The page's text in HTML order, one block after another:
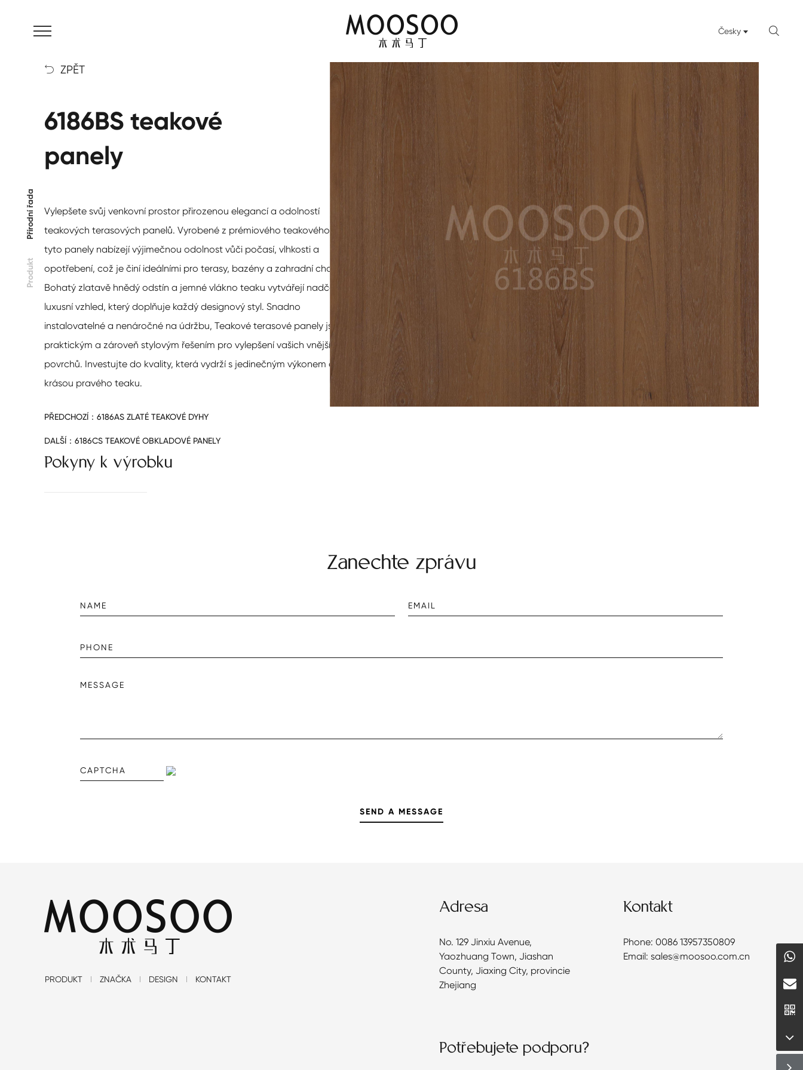
Česky 
Produkt
Přírodní řada
 ZPĚT
6186BS teakové
panely
Vylepšete svůj venkovní prostor přirozenou elegancí a odolností
teakových terasových panelů. Vyrobené z prémiového teakového dřeva,
tyto panely nabízejí výjimečnou odolnost vůči počasí, vlhkosti a
opotřebení, což je činí ideálními pro terasy, bazény a zahradní chodníky.
Bohatý zlatavě hnědý odstín a jemné vlákno teaku vytvářejí nadčasový,
luxusní vzhled, který doplňuje každý designový styl. Snadno
instalovatelné a nenáročné na údržbu, Teakové terasové panely jsou
praktickým a zároveň stylovým řešením pro vylepšení vašich vnějších
povrchů. Investujte do kvality, která vydrží s jedinečným výkonem a
krásou pravého teaku.
PŘEDCHOZÍ： 6186AS ZLATÉ TEAKOVÉ DYHY
DALŠÍ： 6186CS TEAKOVÉ OBKLADOVÉ PANELY
Pokyny k výrobku
Zanechte zprávu
PRODUKT ZNAČKA DESIGN KONTAKT
Adresa
No. 129 Jinxiu Avenue,
Yaozhuang Town, Jiashan
County, Jiaxing City, provincie
Zhejiang
Kontakt
Phone: 0086 13957350809
Email: sales@moosoo.com.cn
Potřebujete podporu?